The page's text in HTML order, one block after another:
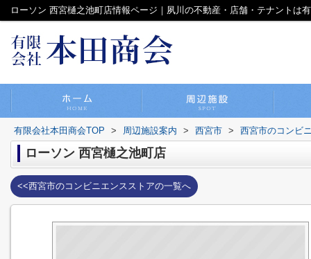
ローソン 西宮樋之池町店情報ページ｜夙川の不動産・店舗・テナントは
有限会社本田商会TOP > 周辺施設案内 > 西宮市 > 西宮市のコンビ
ローソン 西宮樋之池町店
<<西宮市のコンビニエンスストアの一覧へ